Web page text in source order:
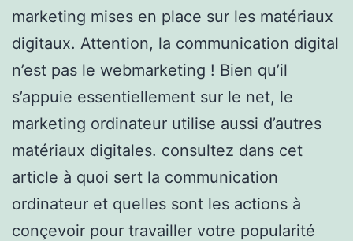
marketing mises en place sur les matériaux
digitaux. Attention, la communication digital
n’est pas le webmarketing ! Bien qu’il
s’appuie essentiellement sur le net, le
marketing ordinateur utilise aussi d’autres
matériaux digitales. consultez dans cet
article à quoi sert la communication
ordinateur et quelles sont les actions à
conçevoir pour travailler votre popularité